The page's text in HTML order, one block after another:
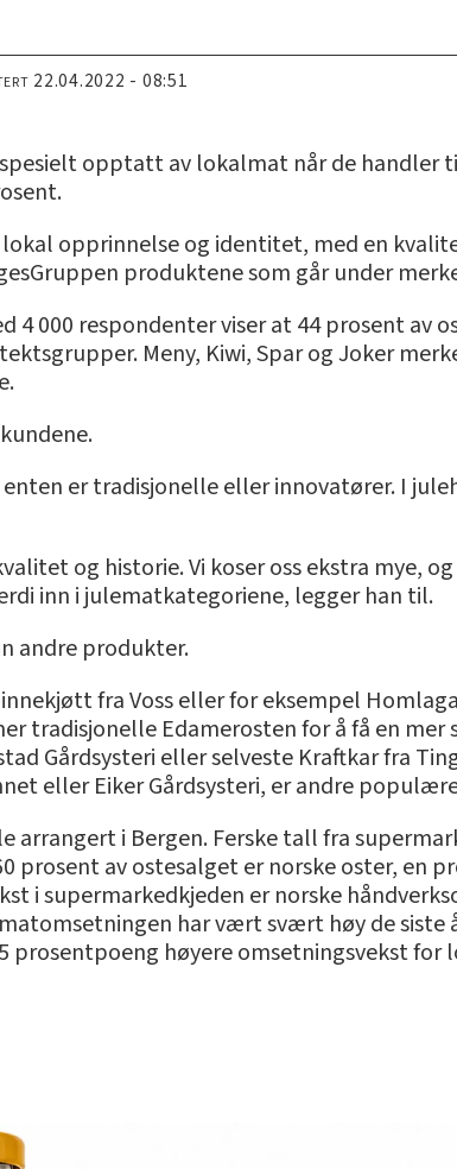
22.04.2022 - 08:51
opptatt av lokalmat når de handler
opprinnelse og identitet, med en
produktene som går under
4 000 respondenter viser at 44 prosent av
Meny, Kiwi, Spar og Joker
er tradisjonelle eller innovatører. I
og historie. Vi koser oss ekstra mye,
inn i julematkategoriene, legger han til.
andre produkter.
fra Voss eller for eksempel
tradisjonelle Edamerosten for å få en
Gårdsysteri eller selveste Kraftkar fra
eller Eiker Gårdsysteri, er andre
arrangert i Bergen. Ferske tall fra
prosent av ostesalget er norske oster, en
i supermarkedkjeden er norske
har vært svært høy de siste
prosentpoeng høyere omsetningsvekst